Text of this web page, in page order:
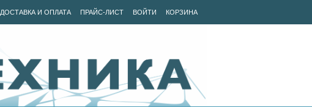
ДОСТАВКА И ОПЛАТА ПРАЙС-ЛИСТ ВОЙТИ КОРЗИНА